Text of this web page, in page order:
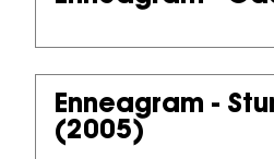
Enneagram -
(2005)